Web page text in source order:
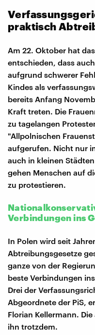
praktisch
Am 22. Oktober hat
entschieden, dass
aufgrund schwerer
Kindes als
bereits Anfang
Kraft treten. Die
zu tagelangen
"Allpolnischen
aufgerufen. Nicht nur
auch in kleinen
gehen Menschen auf
zu protestieren.
Verbindungen ins
In Polen wird seit
Abtreibungsgesetze
ganze von der
beste Verbindungen
Drei der
Abgeordnete der PiS,
Florian Kellermann.
ihn trotzdem.